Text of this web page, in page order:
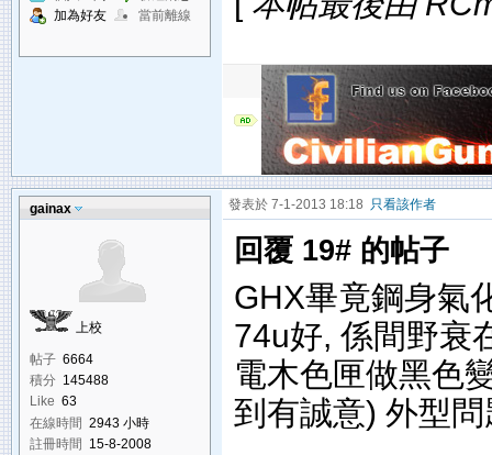
加為好友
當前離線
gainax
上校
帖子 6664
積分 145488
Like 63
在線時間 2943 小時
註冊時間 15-8-2008
發表於 7-1-2013 18:18 只看該作者
回覆 19# 的帖子
GHX畢竟鋼身氣
74u好, 係間野衰
電木色匣做黑色
到有誠意) 外型